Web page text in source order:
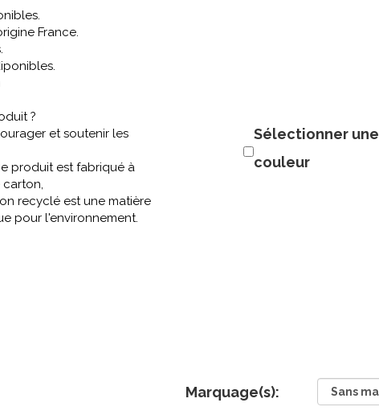
France.
?
et soutenir les
produit est fabriqué à
recyclé est une matière
pour l'environnement.
Sélectionner une
couleur
Marquage(s):